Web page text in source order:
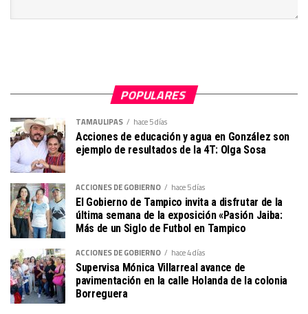
POPULARES
TAMAULIPAS hace 5 días
Acciones de educación y agua en González son
ejemplo de resultados de la 4T: Olga Sosa
ACCIONES DE GOBIERNO hace 5 días
El Gobierno de Tampico invita a disfrutar de la
última semana de la exposición «Pasión Jaiba:
Más de un Siglo de Futbol en Tampico
ACCIONES DE GOBIERNO hace 4 días
Supervisa Mónica Villarreal avance de
pavimentación en la calle Holanda de la colonia
Borreguera